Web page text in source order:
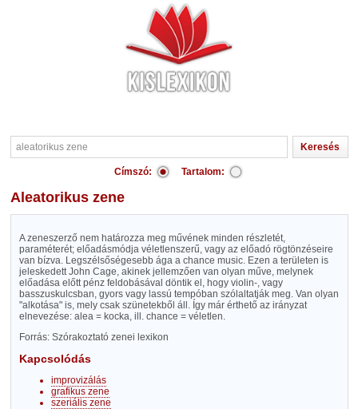
Címszó: Tartalom:
aleatorikus zene
A zeneszerző nem határozza meg művének minden részletét,
paraméterét; előadásmódja véletlenszerű, vagy az előadó rögtönzéseire
van bízva. Legszélsőségesebb ága a chance music. Ezen a területen is
jeleskedett John Cage, akinek jellemzően van olyan műve, melynek
előadása előtt pénz feldobásával döntik el, hogy violin-, vagy
basszuskulcsban, gyors vagy lassú tempóban szólaltatják meg. Van olyan
"alkotása" is, mely csak szünetekből áll. Így már érthető az irányzat
elnevezése: alea = kocka, ill. chance = véletlen.
Forrás: Szórakoztató zenei lexikon
Kapcsolódás
improvizálás
grafikus zene
szeriális zene